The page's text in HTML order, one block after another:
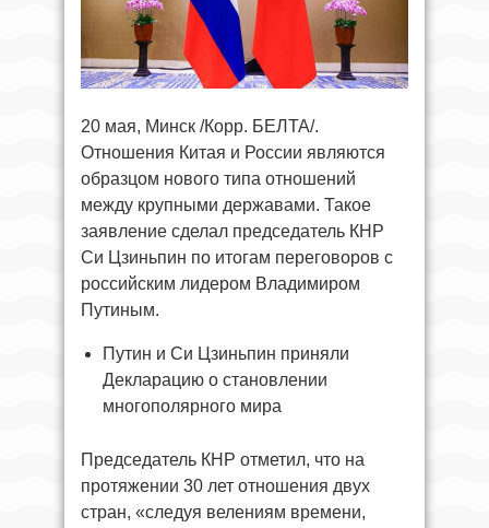
20 мая, Минск /Корр. БЕЛТА/.
Отношения Китая и России являются
образцом нового типа отношений
между крупными державами. Такое
заявление сделал председатель КНР
Си Цзиньпин по итогам переговоров с
российским лидером Владимиром
Путиным.
Путин и Си Цзиньпин приняли
Декларацию о становлении
многополярного мира
Председатель КНР отметил, что на
протяжении 30 лет отношения двух
стран, «следуя велениям времени,